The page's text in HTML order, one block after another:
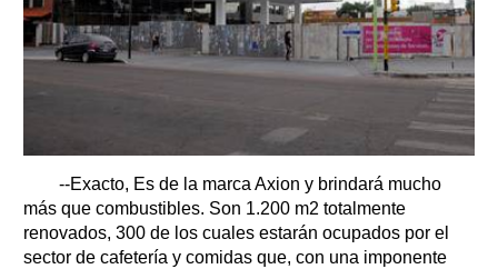
--Exacto, Es de la marca Axion y brindará mucho
más que combustibles. Son 1.200 m2 totalmente
renovados, 300 de los cuales estarán ocupados por el
sector de cafetería y comidas que, con una imponente